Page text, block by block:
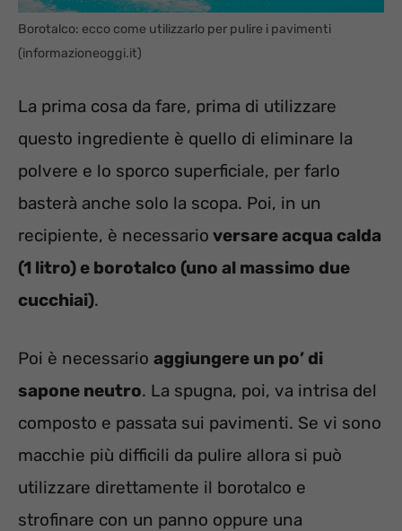
Borotalco: ecco come utilizzarlo per pulire i pavimenti
(informazioneoggi.it)
La prima cosa da fare, prima di utilizzare
questo ingrediente è quello di eliminare la
polvere e lo sporco superficiale, per farlo
basterà anche solo la scopa. Poi, in un
recipiente, è necessario versare acqua calda
(1 litro) e borotalco (uno al massimo due
cucchiai).
Poi è necessario aggiungere un po’ di
sapone neutro. La spugna, poi, va intrisa del
composto e passata sui pavimenti. Se vi sono
macchie più difficili da pulire allora si può
utilizzare direttamente il borotalco e
strofinare con un panno oppure una